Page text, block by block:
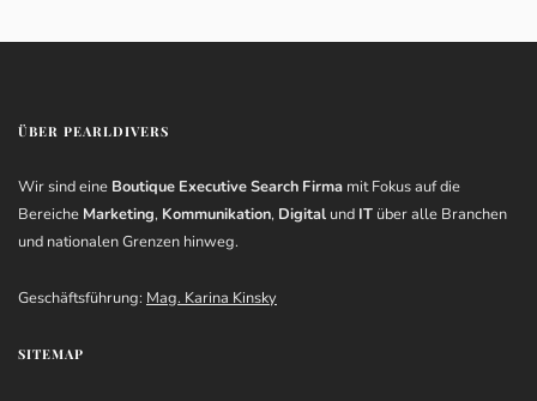
ÜBER PEARLDIVERS
Wir sind eine Boutique Executive Search Firma mit Fokus auf die
Bereiche Marketing, Kommunikation, Digital und IT über alle Branchen
und nationalen Grenzen hinweg.
Geschäftsführung: Mag. Karina Kinsky
SITEMAP